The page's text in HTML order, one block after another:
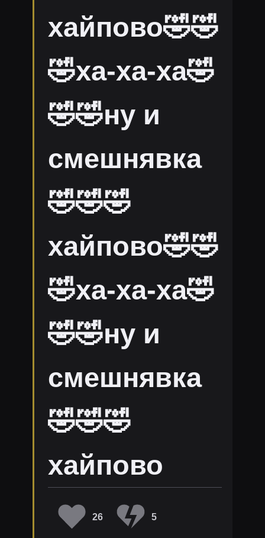
хайпово🤣🤣
🤣ха-ха-ха🤣
🤣🤣ну и
смешнявка
🤣🤣🤣
хайпово🤣🤣
🤣ха-ха-ха🤣
🤣🤣ну и
смешнявка
🤣🤣🤣
хайпово
26 5